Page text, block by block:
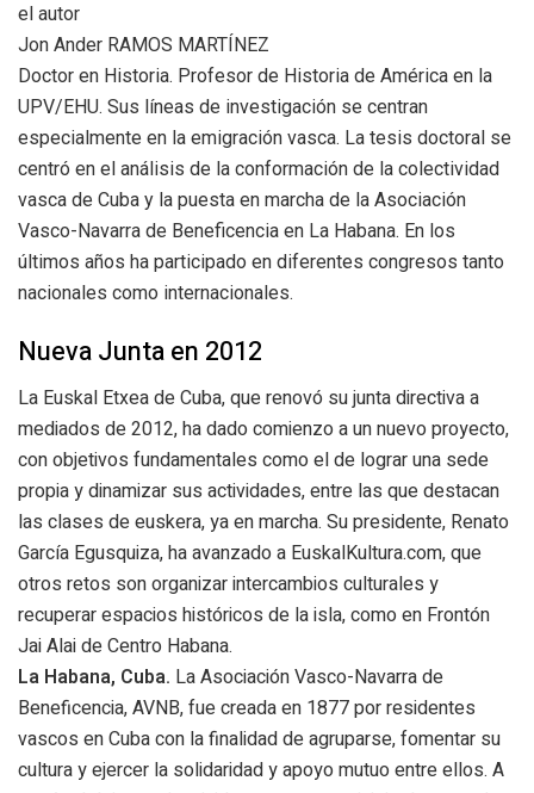
el autor
Jon Ander RAMOS MARTÍNEZ
Doctor en Historia. Profesor de Historia de América en la
UPV/EHU. Sus líneas de investigación se centran
especialmente en la emigración vasca. La tesis doctoral se
centró en el análisis de la conformación de la colectividad
vasca de Cuba y la puesta en marcha de la Asociación
Vasco-Navarra de Beneficencia en La Habana. En los
últimos años ha participado en diferentes congresos tanto
nacionales como internacionales.
Nueva Junta en 2012
La Euskal Etxea de Cuba, que renovó su junta directiva a
mediados de 2012, ha dado comienzo a un nuevo proyecto,
con objetivos fundamentales como el de lograr una sede
propia y dinamizar sus actividades, entre las que destacan
las clases de euskera, ya en marcha. Su presidente, Renato
García Egusquiza, ha avanzado a EuskalKultura.com, que
otros retos son organizar intercambios culturales y
recuperar espacios históricos de la isla, como en Frontón
Jai Alai de Centro Habana.
La Habana, Cuba. La Asociación Vasco-Navarra de
Beneficencia, AVNB, fue creada en 1877 por residentes
vascos en Cuba con la finalidad de agruparse, fomentar su
cultura y ejercer la solidaridad y apoyo mutuo entre ellos. A